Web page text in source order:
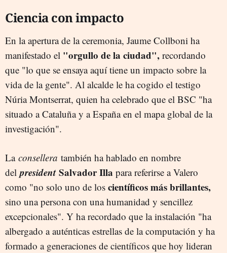
Ciencia con impacto
En la apertura de la ceremonia, Jaume Collboni ha
manifestado el "orgullo de la ciudad", recordando
que "lo que se ensaya aquí tiene un impacto sobre la
vida de la gente". Al alcalde le ha cogido el testigo
Núria Montserrat, quien ha celebrado que el BSC "ha
situado a Cataluña y a España en el mapa global de la
investigación".
La consellera también ha hablado en nombre
del presidentSalvador Illa para referirse a Valero
como "no solo uno de los científicos más brillantes,
sino una persona con una humanidad y sencillez
excepcionales". Y ha recordado que la instalación "ha
albergado a auténticas estrellas de la computación y ha
formado a generaciones de científicos que hoy lideran